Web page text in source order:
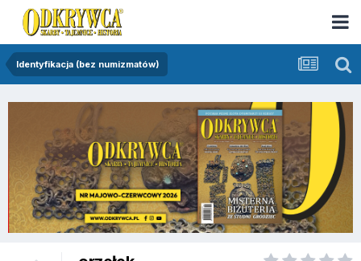
Identyfikacja (bez numizmatów)